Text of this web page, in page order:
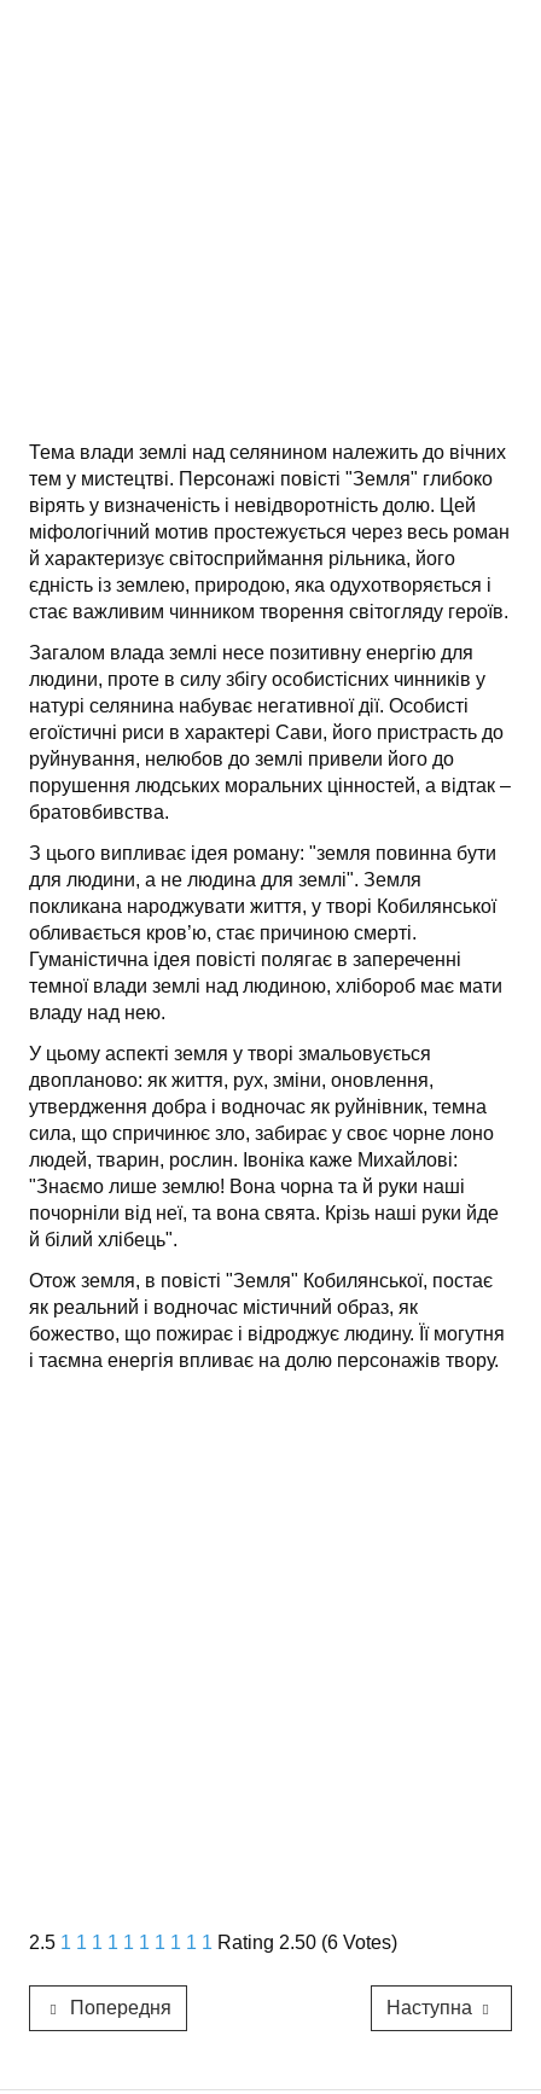
Тема влади землі над селянином належить до вічних
тем у мистецтві. Персонажі повісті "Земля" глибоко
вірять у визначеність і невідворотність долю. Цей
міфологічний мотив простежується через весь роман
й характеризує світосприймання рільника, його
єдність із землею, природою, яка одухотворяється і
стає важливим чинником творення світогляду героїв.
Загалом влада землі несе позитивну енергію для
людини, проте в силу збігу особистісних чинників у
натурі селянина набуває негативної дії. Особисті
егоїстичні риси в характері Сави, його пристрасть до
руйнування, нелюбов до землі привели його до
порушення людських моральних цінностей, а відтак –
братовбивства.
З цього випливає ідея роману: "земля повинна бути
для людини, а не людина для землі". Земля
покликана народжувати життя, у творі Кобилянської
обливається кров’ю, стає причиною смерті.
Гуманістична ідея повісті полягає в запереченні
темної влади землі над людиною, хлібороб має мати
владу над нею.
У цьому аспекті земля у творі змальовується
двопланово: як життя, рух, зміни, оновлення,
утвердження добра і водночас як руйнівник, темна
сила, що спричинює зло, забирає у своє чорне лоно
людей, тварин, рослин. Івоніка каже Михайлові:
"Знаємо лише землю! Вона чорна та й руки наші
почорніли від неї, та вона свята. Крізь наші руки йде
й білий хлібець".
Отож земля, в повісті "Земля" Кобилянської, постає
як реальний і водночас містичний образ, як
божество, що пожирає і відроджує людину. Її могутня
і таємна енергія впливає на долю персонажів твору.
2.5 1 1 1 1 1 1 1 1 1 1 Rating 2.50 (6 Votes)
Попередня Наступна